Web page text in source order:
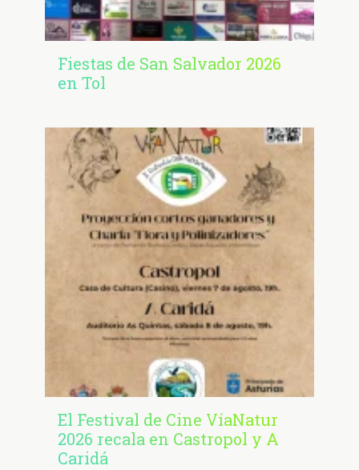
Fiestas de San Salvador 2026
en Tol
El Festival de Cine VíaNatur
2026 recala en Castropol y A
Caridá